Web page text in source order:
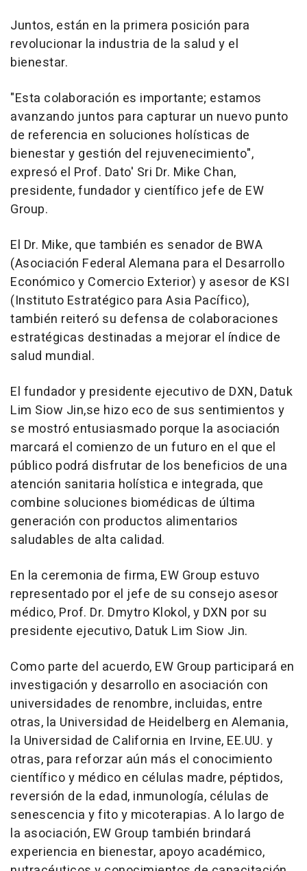
Juntos, están en la primera posición para
revolucionar la industria de la salud y el
bienestar.
"Esta colaboración es importante; estamos
avanzando juntos para capturar un nuevo punto
de referencia en soluciones holísticas de
bienestar y gestión del rejuvenecimiento",
expresó el Prof. Dato' Sri Dr. Mike Chan,
presidente, fundador y científico jefe de EW
Group.
El Dr. Mike, que también es senador de BWA
(Asociación Federal Alemana para el Desarrollo
Económico y Comercio Exterior) y asesor de KSI
(Instituto Estratégico para Asia Pacífico),
también reiteró su defensa de colaboraciones
estratégicas destinadas a mejorar el índice de
salud mundial.
El fundador y presidente ejecutivo de DXN, Datuk
Lim Siow Jin,se hizo eco de sus sentimientos y
se mostró entusiasmado porque la asociación
marcará el comienzo de un futuro en el que el
público podrá disfrutar de los beneficios de una
atención sanitaria holística e integrada, que
combine soluciones biomédicas de última
generación con productos alimentarios
saludables de alta calidad.
En la ceremonia de firma, EW Group estuvo
representado por el jefe de su consejo asesor
médico, Prof. Dr. Dmytro Klokol, y DXN por su
presidente ejecutivo, Datuk Lim Siow Jin.
Como parte del acuerdo, EW Group participará en
investigación y desarrollo en asociación con
universidades de renombre, incluidas, entre
otras, la Universidad de Heidelberg en Alemania,
la Universidad de California en Irvine, EE.UU. y
otras, para reforzar aún más el conocimiento
científico y médico en células madre, péptidos,
reversión de la edad, inmunología, células de
senescencia y fito y micoterapias. A lo largo de
la asociación, EW Group también brindará
experiencia en bienestar, apoyo académico,